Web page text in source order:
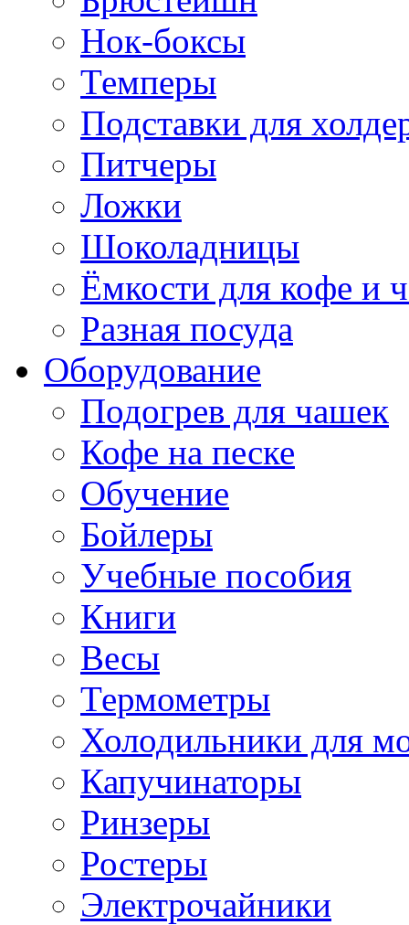
Нок-боксы
Темперы
Подставки для
Питчеры
Ложки
Шоколадницы
Ёмкости для кофе и
Разная посуда
Оборудование
Подогрев для чашек
Кофе на песке
Обучение
Бойлеры
Учебные пособия
Книги
Весы
Термометры
Холодильники для
Капучинаторы
Ринзеры
Ростеры
Электрочайники